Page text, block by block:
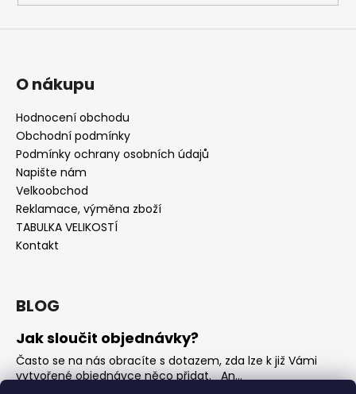
O nákupu
Hodnocení obchodu
Obchodní podmínky
Podmínky ochrany osobních údajů
Napište nám
Velkoobchod
Reklamace, výměna zboží
TABULKA VELIKOSTÍ
Kontakt
BLOG
Jak sloučit objednávky?
Často se na nás obracíte s dotazem, zda lze k již Vámi
vytvořené objednávce něco přidat. An...